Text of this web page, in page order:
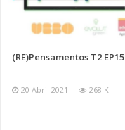
(RE)Pensamentos T2 EP15
20 Abril 2021 268 K